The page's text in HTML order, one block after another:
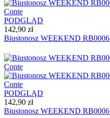
PODGLĄD
142,90 zł
Biustonosz WEEKEND RB0006
PODGLĄD
142,90 zł
Biustonosz WEEKEND RB0006